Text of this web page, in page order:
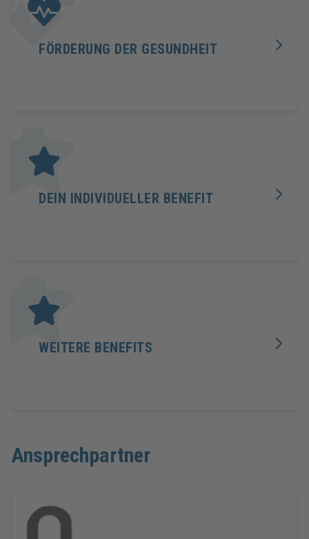
FÖRDERUNG DER GESUNDHEIT
DEIN INDIVIDUELLER BENEFIT
WEITERE BENEFITS
Ansprechpartner